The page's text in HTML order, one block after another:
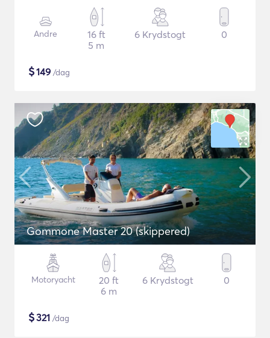
Andre
16 ft
5 m
6 Krydstogt 0
$149 /dag
Gommone Master 20 (skippered)
Motoryacht
20 ft
6 m
6 Krydstogt 0
$321 /dag